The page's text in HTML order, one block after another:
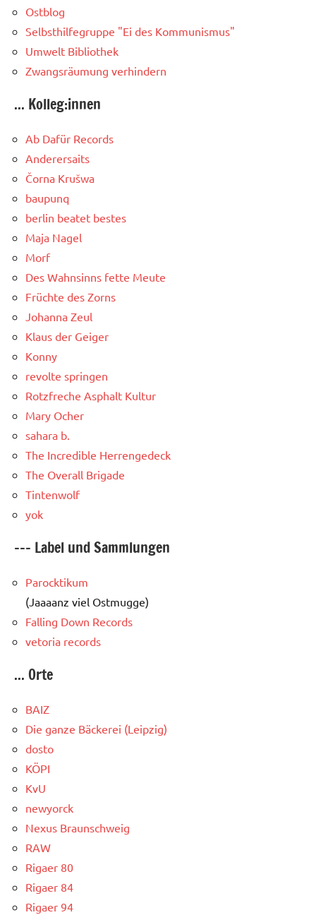
Ostblog
Selbsthilfegruppe "Ei des Kommunismus"
Umwelt Bibliothek
Zwangsräumung verhindern
... Kolleg:innen
Ab Dafür Records
Anderersaits
Čorna Krušwa
baupunq
berlin beatet bestes
Maja Nagel
Morf
Des Wahnsinns fette Meute
Früchte des Zorns
Johanna Zeul
Klaus der Geiger
Konny
revolte springen
Rotzfreche Asphalt Kultur
Mary Ocher
sahara b.
The Incredible Herrengedeck
The Overall Brigade
Tintenwolf
yok
--- Label und Sammlungen
Parocktikum
(Jaaaanz viel Ostmugge)
Falling Down Records
vetoria records
... Orte
BAIZ
Die ganze Bäckerei (Leipzig)
dosto
KÖPI
KvU
newyorck
Nexus Braunschweig
RAW
Rigaer 80
Rigaer 84
Rigaer 94